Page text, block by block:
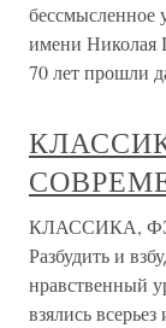
бессмысленное
имени Николая
70 лет прошли
КЛАССИКА,
Разбудить и
нравственный
взялись